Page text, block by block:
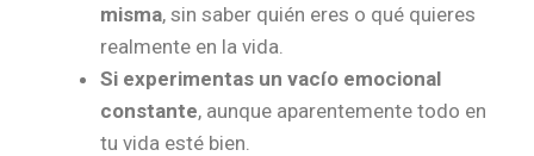
misma, sin saber quién eres o qué quieres
realmente en la vida.
Si experimentas un vacío emocional
constante, aunque aparentemente todo en
tu vida esté bien.